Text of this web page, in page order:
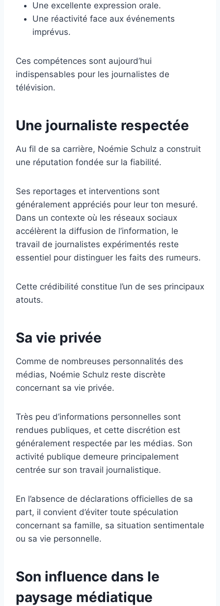
Une excellente expression orale.
Une réactivité face aux événements
imprévus.
Ces compétences sont aujourd’hui
indispensables pour les journalistes de
télévision.
Une journaliste respectée
Au fil de sa carrière, Noémie Schulz a construit
une réputation fondée sur la fiabilité.
Ses reportages et interventions sont
généralement appréciés pour leur ton mesuré.
Dans un contexte où les réseaux sociaux
accélèrent la diffusion de l’information, le
travail de journalistes expérimentés reste
essentiel pour distinguer les faits des rumeurs.
Cette crédibilité constitue l’un de ses principaux
atouts.
Sa vie privée
Comme de nombreuses personnalités des
médias, Noémie Schulz reste discrète
concernant sa vie privée.
Très peu d’informations personnelles sont
rendues publiques, et cette discrétion est
généralement respectée par les médias. Son
activité publique demeure principalement
centrée sur son travail journalistique.
En l’absence de déclarations officielles de sa
part, il convient d’éviter toute spéculation
concernant sa famille, sa situation sentimentale
ou sa vie personnelle.
Son influence dans le
paysage médiatique